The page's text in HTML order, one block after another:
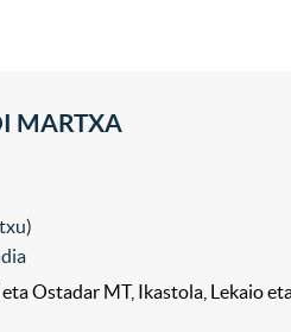
MARTXA
Ostadar MT, Ikastola, Lekaio